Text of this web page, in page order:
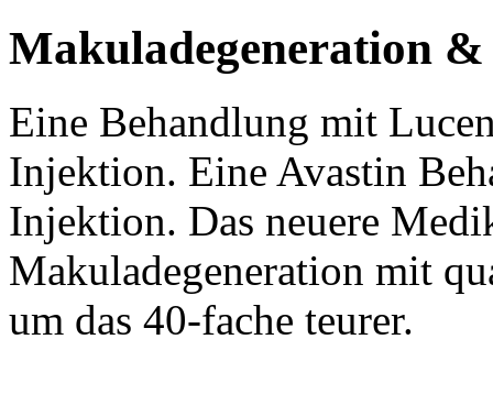
Makuladegeneration
Eine Behandlung mit
Injektion. Eine Avastin
Injektion. Das neuere
Makuladegeneration mit
um das 40-fache teurer.